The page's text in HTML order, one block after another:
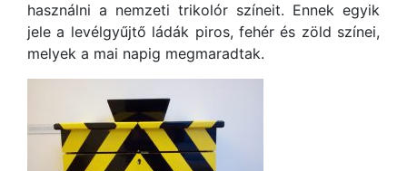
használni a nemzeti trikolór színeit. Ennek egyik
jele a levélgyűjtő ládák piros, fehér és zöld színei,
melyek a mai napig megmaradtak.